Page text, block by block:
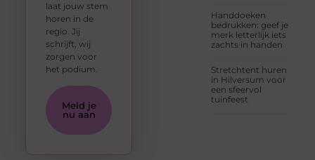
Handdoeken
bedrukken: geef je
merk letterlijk iets
zachts in handen
Stretchtent huren
in Hilversum voor
een sfeervol
tuinfeest
laat jouw stem
horen in de
regio. Jij
schrijft, wij
zorgen voor
het podium.
Meld je
nu aan